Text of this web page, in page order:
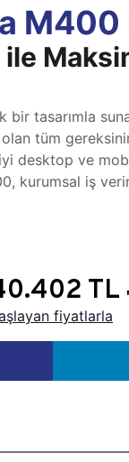
M400
ile
bir tasarımla
tüm
desktop ve
kurumsal iş
TL
fiyatlarla